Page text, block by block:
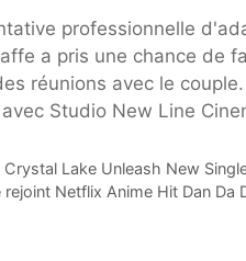
professionnelle
a pris une chance de
réunions avec le
Studio New Line
Lake Unleash New
Netflix Anime Hit Dan